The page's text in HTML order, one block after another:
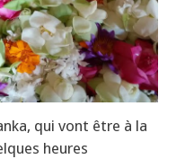
qui vont être à la
heures